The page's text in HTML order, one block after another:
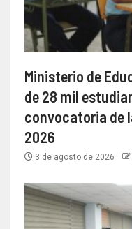
Ministerio de
de 28 mil
convocatoria de
2026
3 de agosto de 2026